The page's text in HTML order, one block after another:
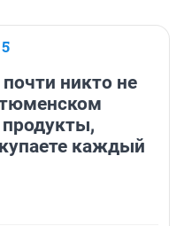
никто не
каждый